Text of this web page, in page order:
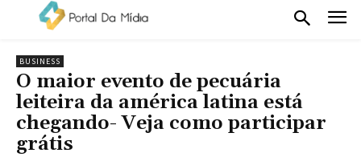
BUSINESS
O maior evento de pecuária
leiteira da américa latina está
chegando- Veja como participar
grátis